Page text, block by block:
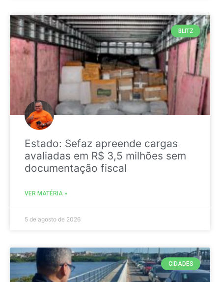
BLITZ
Estado: Sefaz apreende cargas
avaliadas em R$ 3,5 milhões sem
documentação fiscal
VER MATÉRIA »
5 de agosto de 2026
CIDADES